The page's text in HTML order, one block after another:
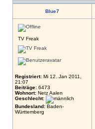
Blue7
TV Freak
Registriert: Mi 12. Jan 2011,
21:07
Beiträge: 6473
Wohnort: Netz Aalen
Geschlecht:
Bundesland: Baden-
Württemberg